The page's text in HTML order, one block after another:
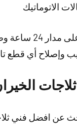
الاتوماتيك
نعمل على
وإصلاح أي قطع
عن افضل فني